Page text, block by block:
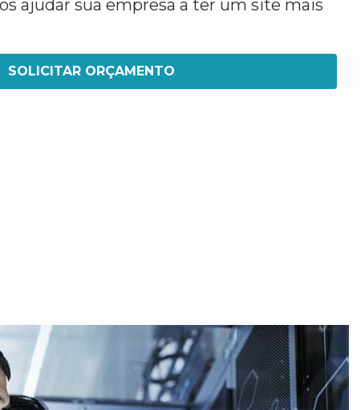
ajudar sua empresa a ter um site mais
SOLICITAR ORÇAMENTO